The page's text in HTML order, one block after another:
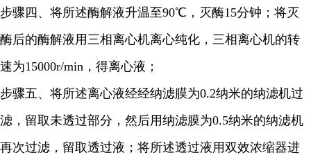
步骤四、将所述酶解液升温至90℃，灭酶15分钟；将灭
酶后的酶解液用三相离心机离心纯化，三相离心机的转
速为15000r/min，得离心液；
步骤五、将所述离心液经经纳滤膜为0.2纳米的纳滤机过
滤，留取未透过部分，然后用纳滤膜为0.5纳米的纳滤机
再次过滤，留取透过液；将所述透过液用双效浓缩器进